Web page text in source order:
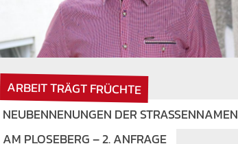
ARBEIT TRÄGT FRÜCHTE
NEUBENNENUNGEN DER STRASSENNAMEN A
M PLOSEBERG – 2. ANFRAGE